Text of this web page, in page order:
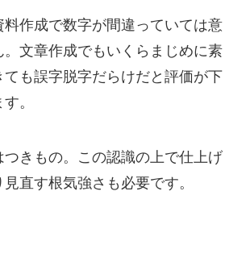
料作成で数字が間違っていては意
文章作成でもいくらまじめに素
も誤字脱字だらけだと評価が下
。
きもの。この認識の上で仕上げ
直す根気強さも必要です。